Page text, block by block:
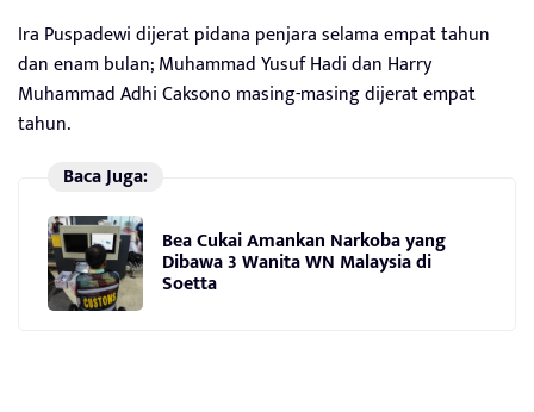
Ira Puspadewi dijerat pidana penjara selama empat tahun
dan enam bulan; Muhammad Yusuf Hadi dan Harry
Muhammad Adhi Caksono masing-masing dijerat empat
tahun.
Baca Juga:
Bea Cukai Amankan Narkoba yang
Dibawa 3 Wanita WN Malaysia di
Soetta